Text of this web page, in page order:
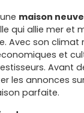
maison
qui allie mer et
Avec son climat
et
Avant
les annonces
parfaite.